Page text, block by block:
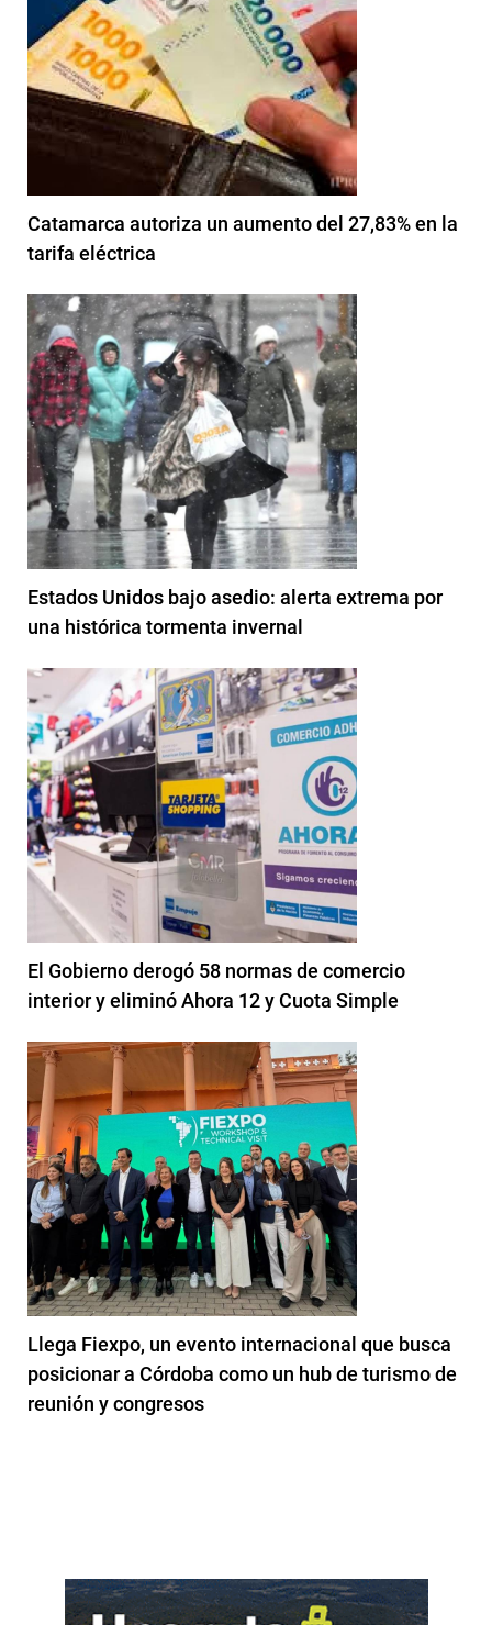
Catamarca autoriza un aumento del 27,83% en la
tarifa eléctrica
Estados Unidos bajo asedio: alerta extrema por
una histórica tormenta invernal
El Gobierno derogó 58 normas de comercio
interior y eliminó Ahora 12 y Cuota Simple
Llega Fiexpo, un evento internacional que busca
posicionar a Córdoba como un hub de turismo de
reunión y congresos